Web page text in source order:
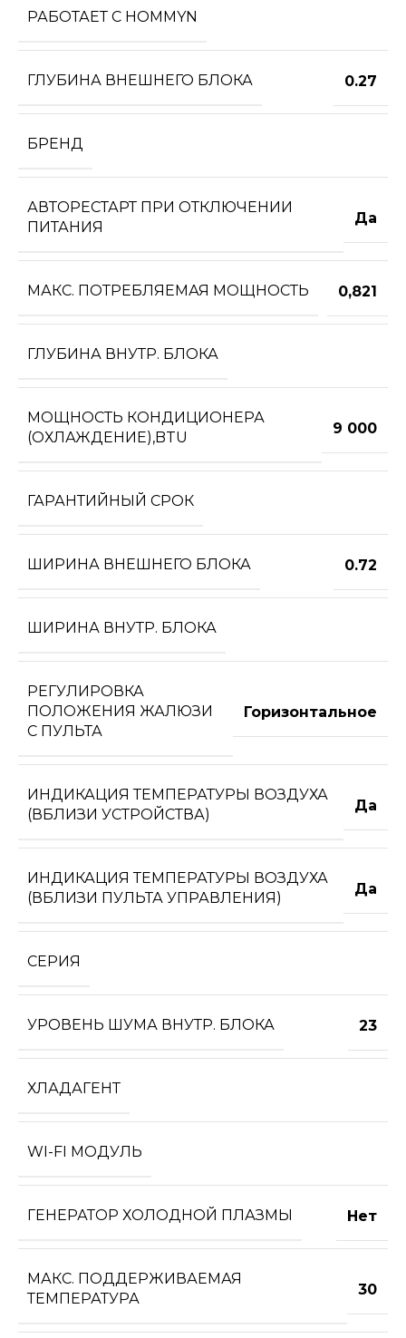
РАБОТАЕТ С HOMMYN
ГЛУБИНА ВНЕШНЕГО БЛОКА 0.27
БРЕНД
АВТОРЕСТАРТ ПРИ ОТКЛЮЧЕНИИ
ПИТАНИЯ
Да
МАКС. ПОТРЕБЛЯЕМАЯ МОЩНОСТЬ 0,821
ГЛУБИНА ВНУТР. БЛОКА
МОЩНОСТЬ КОНДИЦИОНЕРА
(ОХЛАЖДЕНИЕ),BTU
9 000
ГАРАНТИЙНЫЙ СРОК
ШИРИНА ВНЕШНЕГО БЛОКА 0.72
ШИРИНА ВНУТР. БЛОКА
РЕГУЛИРОВКА
ПОЛОЖЕНИЯ ЖАЛЮЗИ
С ПУЛЬТА
Горизонтальное
ИНДИКАЦИЯ ТЕМПЕРАТУРЫ ВОЗДУХА
(ВБЛИЗИ УСТРОЙСТВА)
Да
ИНДИКАЦИЯ ТЕМПЕРАТУРЫ ВОЗДУХА
(ВБЛИЗИ ПУЛЬТА УПРАВЛЕНИЯ)
Да
СЕРИЯ
УРОВЕНЬ ШУМА ВНУТР. БЛОКА 23
ХЛАДАГЕНТ
WI-FI МОДУЛЬ
ГЕНЕРАТОР ХОЛОДНОЙ ПЛАЗМЫ Нет
МАКС. ПОДДЕРЖИВАЕМАЯ
ТЕМПЕРАТУРА
30